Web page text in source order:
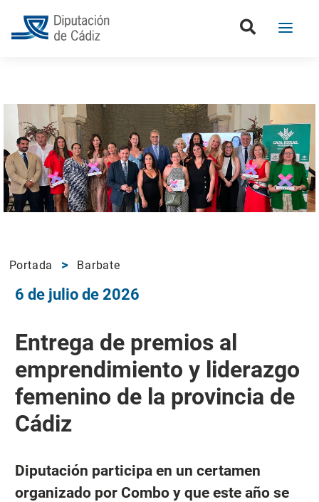
Portada Barbate
6 de julio de 2026
Entrega de premios al
emprendimiento y liderazgo
femenino de la provincia de
Cádiz
Diputación participa en un certamen
organizado por Combo y que este año se